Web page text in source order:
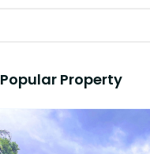
Popular Property